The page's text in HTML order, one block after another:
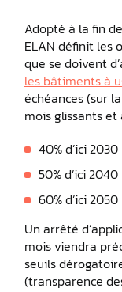
Adopté à la fin
ELAN définit les
que se doivent
les bâtiments à
échéances (sur
mois glissants et
40% d’ici 2030
50% d’ici 2040
60% d’ici 2050
Un arrêté
mois viendra
seuils
(transparence